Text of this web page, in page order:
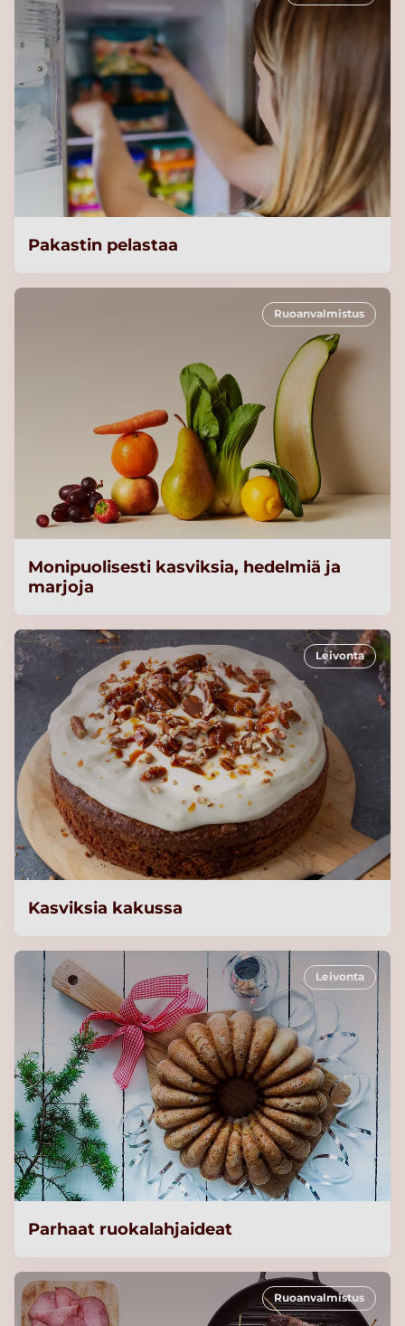
Pakastin pelastaa
Ruoanvalmistus
Monipuolisesti kasviksia, hedelmiä ja
marjoja
Leivonta
Kasviksia kakussa
Leivonta
Parhaat ruokalahjaideat
Ruoanvalmistus